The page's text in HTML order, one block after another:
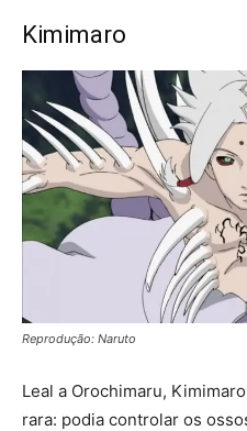
Kimimaro
Reprodução: Naruto
Leal a Orochimaru,
rara: podia controlar os